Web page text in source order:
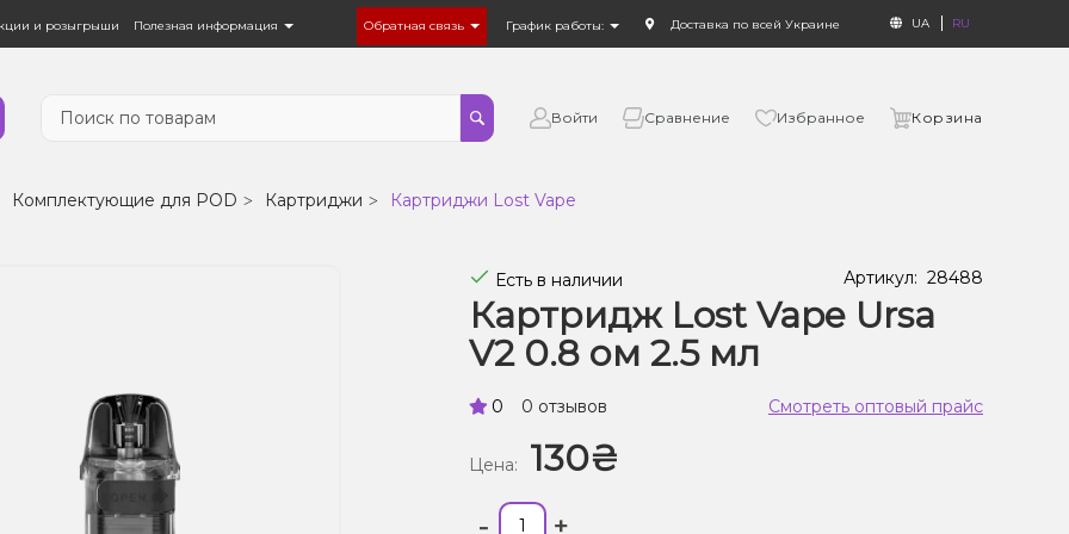
и розыгрыши Полезная информация Обратная связь График работы: Доставка по всей Украине UA RU
Войти Сравнение Избранное Корзина
Комплектующие для POD Картриджи Картриджи Lost Vape
Есть в наличии Артикул: 28488
Картридж Lost Vape Ursa
V2 0.8 ом 2.5 мл
0 0 отзывов Смотреть оптовый прайс
Цена: 130₴
- +